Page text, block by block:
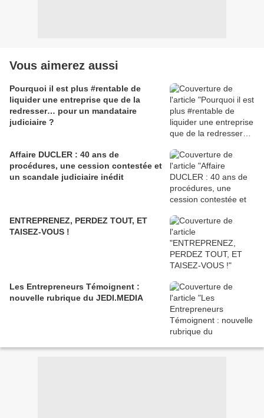
Vous aimerez aussi
Pourquoi il est plus #rentable de
liquider une entreprise que de la
redresser… pour un mandataire
judiciaire ?
Affaire DUCLER : 40 ans de
procédures, une cession contestée et
un scandale judiciaire inédit
ENTREPRENEZ, PERDEZ TOUT, ET
TAISEZ-VOUS !
Les Entrepreneurs Témoignent :
nouvelle rubrique du JEDI.MEDIA